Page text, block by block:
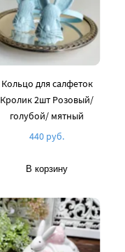
Кольцо для салфеток
Кролик 2шт Розовый/
голубой/ мятный
440 руб.
В корзину